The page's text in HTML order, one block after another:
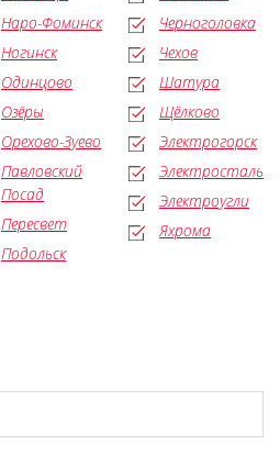
Наро-Фоминск
Ногинск
Одинцово
Озёры
Орехово-Зуево
Павловский
Посад
Пересвет
Подольск
Черноголовка
Чехов
Шатура
Щёлково
Электрогорск
Электросталь
Электроугли
Яхрома